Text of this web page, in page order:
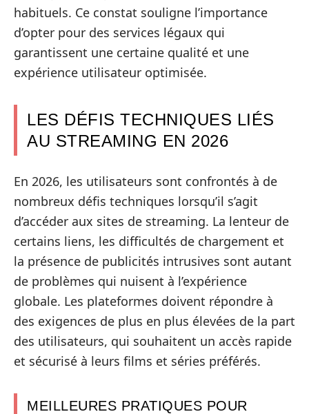
habituels. Ce constat souligne l’importance
d’opter pour des services légaux qui
garantissent une certaine qualité et une
expérience utilisateur optimisée.
LES DÉFIS TECHNIQUES LIÉS
AU STREAMING EN 2026
En 2026, les utilisateurs sont confrontés à de
nombreux défis techniques lorsqu’il s’agit
d’accéder aux sites de streaming. La lenteur de
certains liens, les difficultés de chargement et
la présence de publicités intrusives sont autant
de problèmes qui nuisent à l’expérience
globale. Les plateformes doivent répondre à
des exigences de plus en plus élevées de la part
des utilisateurs, qui souhaitent un accès rapide
et sécurisé à leurs films et séries préférés.
MEILLEURES PRATIQUES POUR